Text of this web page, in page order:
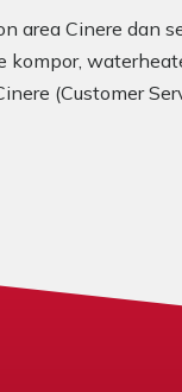
area Cinere dan
kompor,
(Customer